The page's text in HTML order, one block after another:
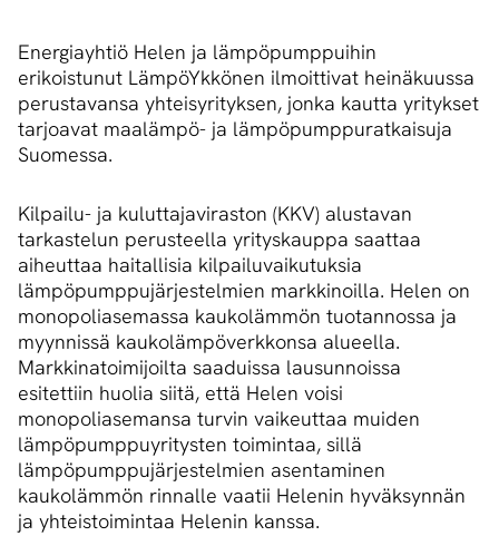
Energiayhtiö Helen ja lämpöpumppuihin
erikoistunut LämpöYkkönen ilmoittivat heinäkuussa
perustavansa yhteisyrityksen, jonka kautta yritykset
tarjoavat maalämpö- ja lämpöpumppuratkaisuja
Suomessa.
Kilpailu- ja kuluttajaviraston (KKV) alustavan
tarkastelun perusteella yrityskauppa saattaa
aiheuttaa haitallisia kilpailuvaikutuksia
lämpöpumppujärjestelmien markkinoilla. Helen on
monopoliasemassa kaukolämmön tuotannossa ja
myynnissä kaukolämpöverkkonsa alueella.
Markkinatoimijoilta saaduissa lausunnoissa
esitettiin huolia siitä, että Helen voisi
monopoliasemansa turvin vaikeuttaa muiden
lämpöpumppuyritysten toimintaa, sillä
lämpöpumppujärjestelmien asentaminen
kaukolämmön rinnalle vaatii Helenin hyväksynnän
ja yhteistoimintaa Helenin kanssa.